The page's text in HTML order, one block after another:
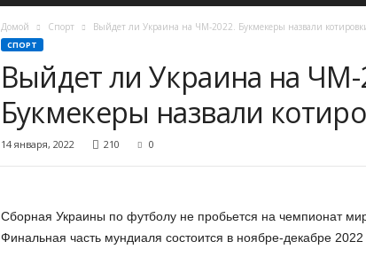
Домой Спорт Выйдет ли Украина на ЧМ-2022. Букмекеры назвали
СПОРТ
Выйдет ли Украина на ЧМ-
Букмекеры назвали
14 января, 2022 210 0
Сборная Украины по футболу не пробьется на чемпионат
Финальная часть мундиаля состоится в ноябре-декабре 2022